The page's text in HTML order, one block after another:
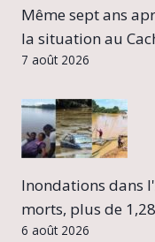
Même sept ans
la situation au
7 août 2026
Inondations dans
morts, plus de
6 août 2026